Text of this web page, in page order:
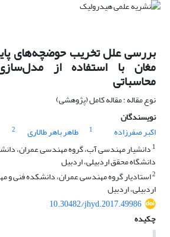
بررسی علل تخریب حوضچه‌ها‌ی
مغان با استفاده از
محاسباتی
نوع مقاله : مقاله کامل (پژوهشی)
نویسندگان
اکبر صفرزاده
1 طاهر باهر طالاری
2
1 دانشیار مهندسی آب، گروه مهندسی عمران،
دانشگاه محقق اردبیلی، اردبیل
2استادیار گروه مهندسی عمران، دانشکده فنی و
اردبیلی، اردبیل
10.30482/jhyd.2017.49986
چکیده